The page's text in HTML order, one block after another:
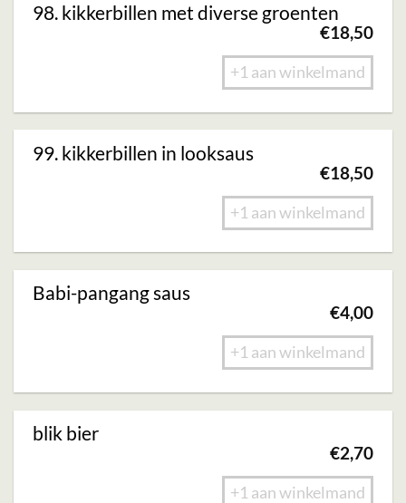
98. kikkerbillen met diverse groenten
€18,50
+1 aan winkelmand
99. kikkerbillen in looksaus
€18,50
+1 aan winkelmand
Babi-pangang saus
€4,00
+1 aan winkelmand
blik bier
€2,70
+1 aan winkelmand